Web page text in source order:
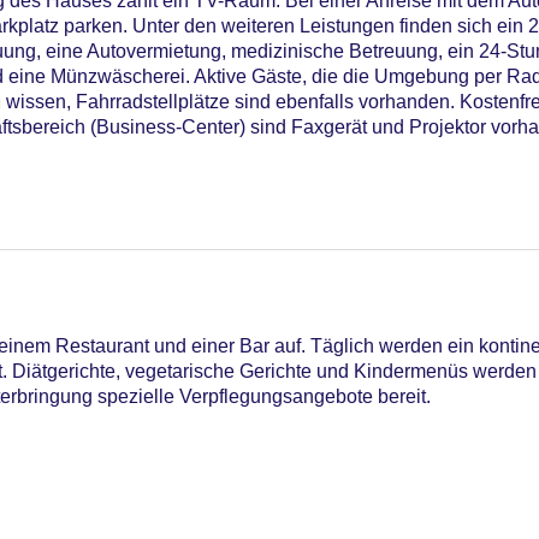
parken. Unter den weiteren Leistungen finden sich ein
eine Autovermietung, medizinische Betreuung, ein 24-
Münzwäscherei. Aktive Gäste, die die Umgebung per
Fahrradstellplätze sind ebenfalls vorhanden.
(Business-Center) sind Faxgerät und Projektor
Club, EC Maestro, Mastercard, Visa
Restaurant und einer Bar auf. Täglich werden ein
Diätgerichte, vegetarische Gerichte und Kindermenüs
spezielle Verpflegungsangebote bereit.